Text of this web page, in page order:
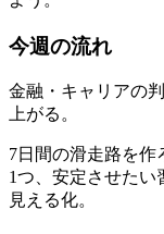
今週の流れ
金融・キャリアの
上がる。
7日間の滑走路を作
1つ、安定させたい
見える化。